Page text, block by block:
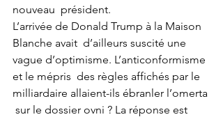
nouveau  président.
L’arrivée de Donald Trump à la Maison
Blanche avait  d’ailleurs suscité une
vague d’optimisme. L’anticonformisme
et le mépris  des règles affichés par le
milliardaire allaient-ils ébranler l’omerta
sur le dossier ovni ? La réponse est